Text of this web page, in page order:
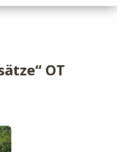
OT